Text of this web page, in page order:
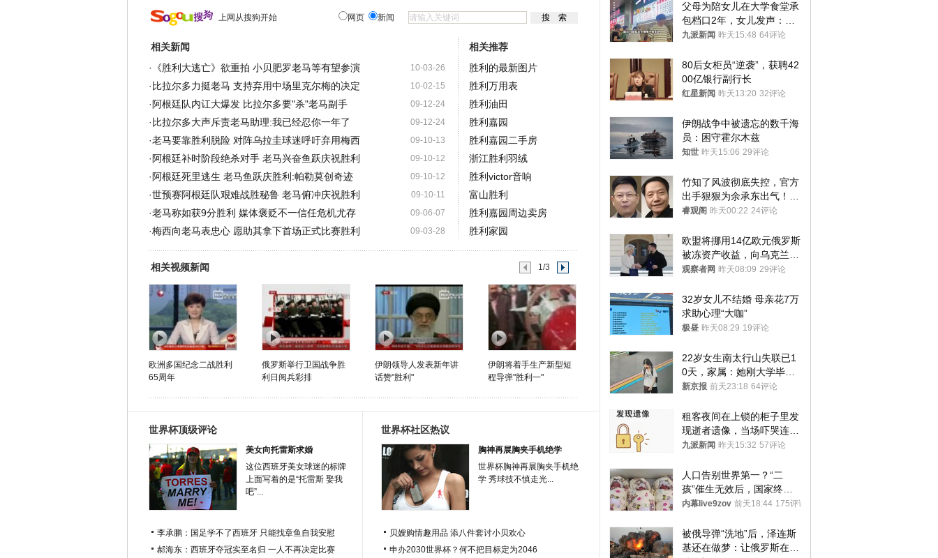
上网从搜狗开始 网页 新闻
相关新闻
10-03-26
· 《胜利大逃亡》欲重拍 小贝肥罗老马等有望参演
10-02-15
· 比拉尔多力挺老马 支持弃用中场里克尔梅的决定
09-12-24
· 阿根廷队内讧大爆发 比拉尔多要"杀"老马副手
09-12-24
· 比拉尔多大声斥责老马助理:我已经忍你一年了
09-10-13
·老马要靠胜利脱险 对阵乌拉圭球迷呼吁弃用梅西
09-10-12
· 阿根廷补时阶段绝杀对手 老马兴奋鱼跃庆祝胜利
09-10-12
· 阿根廷死里逃生 老马鱼跃庆胜利:帕勒莫创奇迹
09-10-11
·世预赛阿根廷队艰难战胜秘鲁 老马俯冲庆祝胜利
09-06-07
·老马称如获9分胜利 媒体褒贬不一信任危机尤存
09-03-28
·梅西向老马表忠心 愿助其拿下首场正式比赛胜利
相关推荐
胜利的最新图片
胜利万用表
胜利油田
胜利嘉园
胜利嘉园二手房
浙江胜利羽绒
胜利victor音响
富山胜利
胜利嘉园周边卖房
胜利家园
相关视频新闻 1/3
欧洲多国纪念二战胜利
65周年
俄罗斯举行卫国战争胜
利日阅兵彩排
伊朗领导人发表新年讲
话赞"胜利"
伊朗将着手生产新型短
程导弹"胜利一"
世界杯顶级评论
美女向托雷斯求婚
这位西班牙美女球迷的标牌
上面写着的是“托雷斯 娶我
吧”...
李承鹏：国足学不了西班牙 只能找章鱼自我安慰
郝海东：西班牙夺冠实至名归 一人不再决定比赛
世界杯社区热议
胸神再展胸夹手机绝学
世界杯胸神再展胸夹手机绝
学 秀球技不慎走光...
贝嫂购情趣用品 添八件套讨小贝欢心
申办2030世界杯？何不把目标定为2046
父母为陪女儿在大学食堂承
包档口2年，女儿发声：初
衷是为了陪伴，毕业后将不
九派新闻 昨天15:48 64评论
80后女柜员“逆袭”，获聘42
00亿银行副行长
红星新闻 昨天13:20 32评论
伊朗战争中被遗忘的数千海
员：困守霍尔木兹
知世 昨天15:06 29评论
竹知了风波彻底失控，官方
出手狠狠为余承东出气！雷
军果然没说错
睿观阁 昨天00:22 24评论
欧盟将挪用14亿欧元俄罗斯
被冻资产收益，向乌克兰提
供援助
观察者网 昨天08:09 29评论
32岁女儿不结婚 母亲花7万
求助心理“大咖”
极昼 昨天08:29 19评论
22岁女生南太行山失联已1
0天，家属：她刚大学毕业
想到山里旅行
新京报 前天23:18 64评论
租客夜间在上锁的柜子里发
现逝者遗像，当场吓哭连夜
搬离，房东退还押金
九派新闻 昨天15:32 57评论
人口告别世界第一？“二
孩”催生无效后，国家终于
向住房出手了！
内幕live9zov 前天18:44 175评论
被俄导弹“洗地”后，泽连斯
基还在做梦：让俄罗斯在冬